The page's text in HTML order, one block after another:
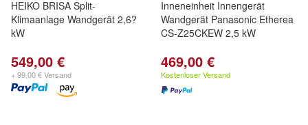
HEIKO BRISA Split-
Klimaanlage Wandgerät 2,6?
kW
549,00 €
+ 99,00 € Versand
Inneneinheit Innengerät
Wandgerät Panasonic Etherea
CS-Z25CKEW 2,5 kW
469,00 €
Kostenloser Versand